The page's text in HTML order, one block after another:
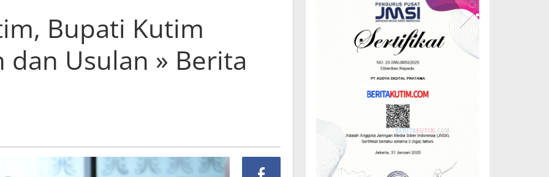
Bupati Kutim
dan Usulan » Berita